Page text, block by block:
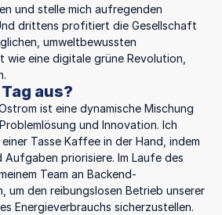
und stelle mich aufregenden
drittens profitiert die Gesellschaft
umweltbewussten
wie eine digitale grüne Revolution,
aus?
ist eine dynamische Mischung
und Innovation. Ich
Tasse Kaffee in der Hand, indem
Aufgaben priorisiere. Im Laufe des
Team an Backend-
um den reibungslosen Betrieb unserer
Energieverbrauchs sicherzustellen.